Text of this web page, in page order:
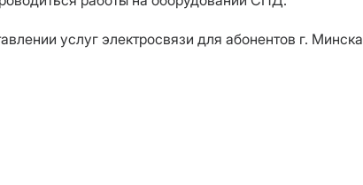
услуг электросвязи для абонентов г.